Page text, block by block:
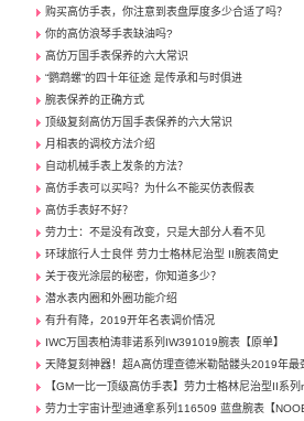
购买高仿手表，你注意到表盘厚度多少合适了吗？
你的高仿浪琴手表缺油吗?
高仿万国手表保养的六大常识
“鹦鹉螺”的四十年征途 是传承和与时俱进
腕表保养的正确方式
顶级复刻高仿万国手表保养的六大常识
月相表的调校方法介绍
自动机械手表上发条的方法？
高仿手表可以买吗？为什么不能买仿表假表
高仿手表好不好？
劳力士：不是没有改变，只是大部分人看不见
环球旅行人士良伴 劳力士格林尼治型 II腕表简史
关于夜光涂层的秘密，你知道多少？
潜水表内圈和外圈功能介绍
有升有降，2019开年名表调价情况
IWC万国表柏涛菲诺系列IW391019腕表【原单】
天降复刻神器！超A高仿理查德米勒骷髅头2019年最
【GM一比一顶级高仿手表】劳力士格林尼治型II系
劳力士宇宙计型迪通拿系列116509 蓝盘腕表【